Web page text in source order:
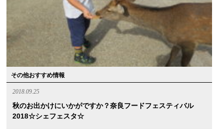
その他おすすめ情報
2018.09.25
秋のお出かけにいかがですか？奈良フードフェスティバル
2018☆シェフェスタ☆